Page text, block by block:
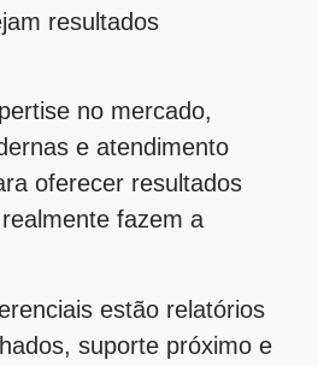
resultados
no mercado,
e atendimento
oferecer resultados
fazem a
estão relatórios
suporte próximo e